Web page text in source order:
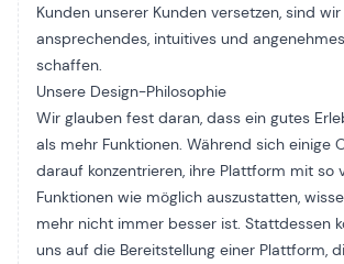
Kunden unserer Kunden versetzen, sind
ansprechendes, intuitives und
schaffen.
Unsere Design-Philosophie
Wir glauben fest daran, dass ein gutes
als mehr Funktionen. Während sich einige
darauf konzentrieren, ihre Plattform mit so
Funktionen wie möglich auszustatten,
mehr nicht immer besser ist. Stattdessen
uns auf die Bereitstellung einer Plattform,